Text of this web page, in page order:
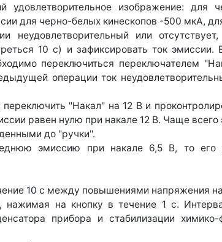
удовлетворительное изображение: для
для черно-белых кинескопов -500 мкА,
неудовлетворительный или
10 с) и зафиксировать ток
переключиться переключателем
операции ток
"Накал" на 12 В и
равен нулю при накале 12 В. Чаще всего
до "ручки".
эмиссию при накале 6,5 В, то его
10 с между повышениями напряжения
нажимая на кнопку в течение 1 с.
прибора и стабилизации